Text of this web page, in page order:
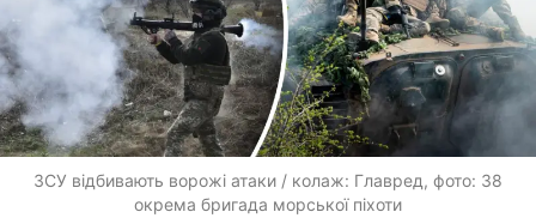
ЗСУ відбивають ворожі атаки / колаж: Главред, фото: 38
окрема бригада морської піхоти